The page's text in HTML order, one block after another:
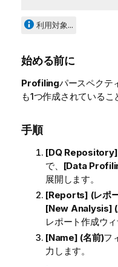
利用対象...
始める前に
Profilingパースペクテ
も1つ作成されているこ
手順
[DQ Repository]
で、 [Data
展開します。
[Reports] (レポ
[New Analysis] (
レポート作成ウ
[Name] (名前)フ
力します。